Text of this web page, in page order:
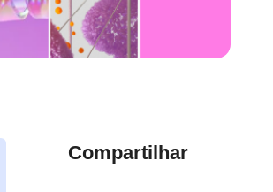
Compartilhar